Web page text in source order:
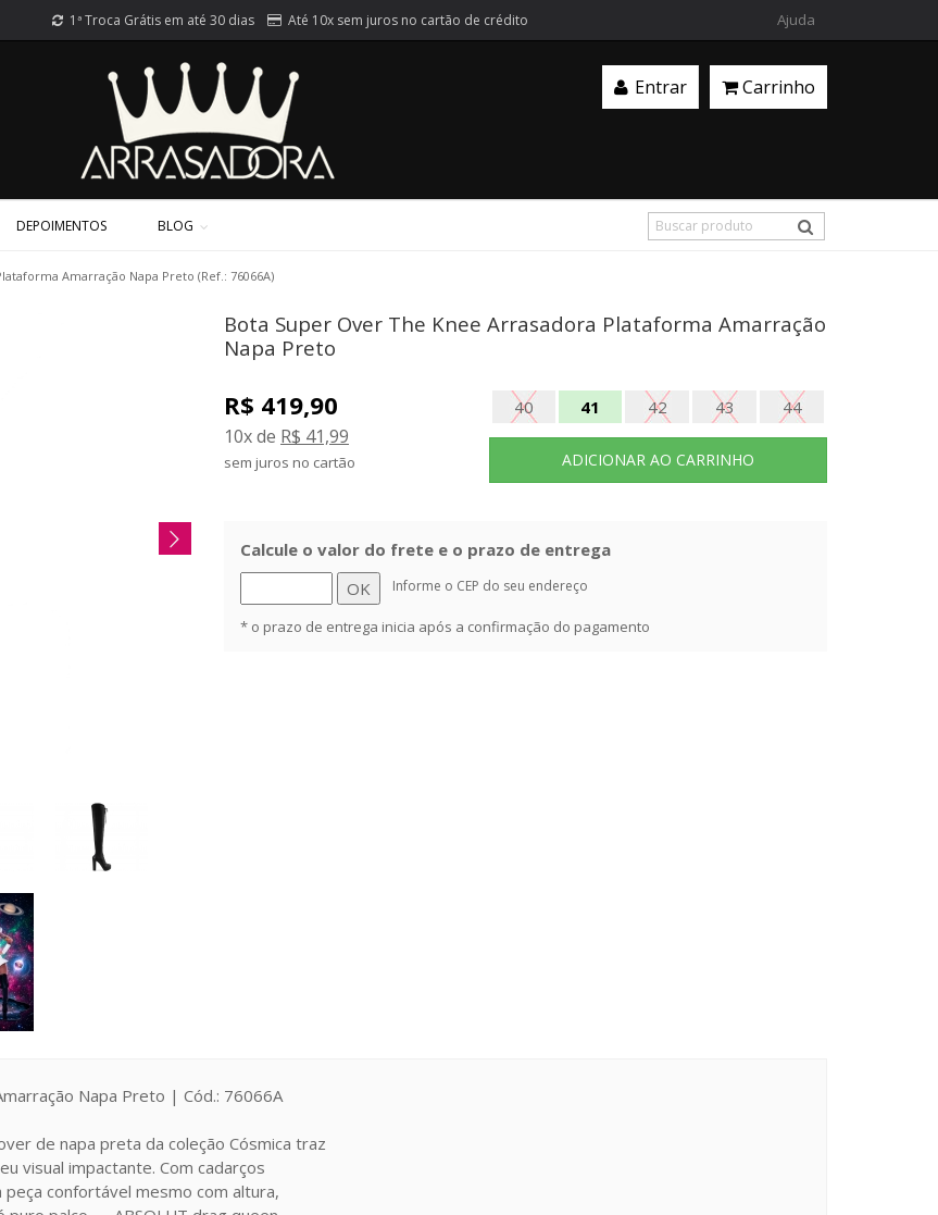
1ª Troca Grátis em até 30 dias Até 10x sem juros no cartão de crédito Ajuda
Entrar Carrinho
DEPOIMENTOS BLOG
Amarração Napa Preto (Ref.: 76066A)
Bota Super Over The Knee Arrasadora Plataforma Amarração
Napa Preto
R$ 419,90
10x de R$ 41,99
sem juros no cartão
40 41 42 43 44
Calcule o valor do frete e o prazo de entrega
Informe o CEP do seu endereço
* o prazo de entrega inicia após a confirmação do pagamento
Napa Preto | Cód.: 76066A
de napa preta da coleção Cósmica traz
visual impactante. Com cadarços
confortável mesmo com altura,